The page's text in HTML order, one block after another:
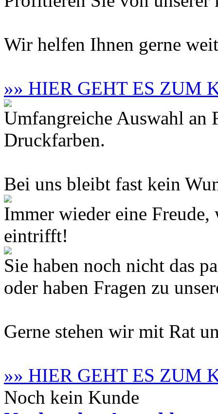
Wir helfen Ihnen gerne
»» HIER GEHT ES ZUM
Umfangreiche Auswahl an
Druckfarben.
Bei uns bleibt fast kein
Immer wieder eine
eintrifft!
Sie haben noch nicht das
oder haben Fragen zu
Gerne stehen wir mit Rat
»» HIER GEHT ES ZUM
Noch kein Kunde